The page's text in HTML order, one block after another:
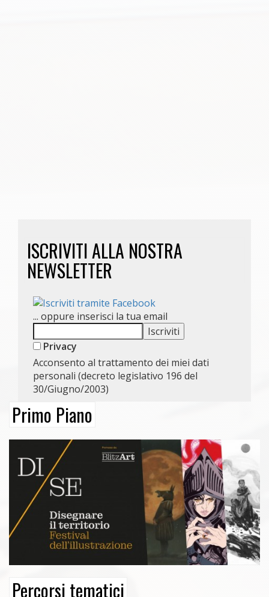
ISCRIVITI ALLA NOSTRA
NEWSLETTER
... oppure inserisci la tua email
Privacy
Acconsento al trattamento dei miei dati
personali (decreto legislativo 196 del
30/Giugno/2003)
Primo Piano
Percorsi tematici